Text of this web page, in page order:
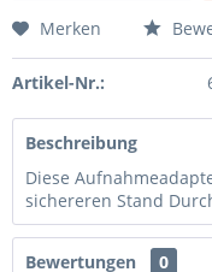
Merken
Artikel-Nr.:
Beschreibung
Diese
sichereren Stand
Bewertungen
0